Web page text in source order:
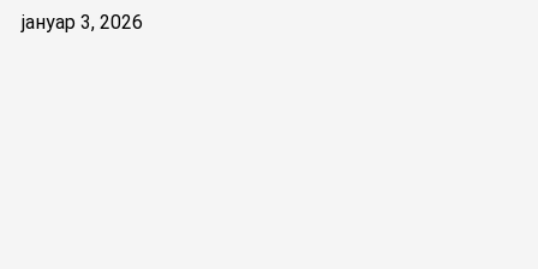
јануар 3, 2026